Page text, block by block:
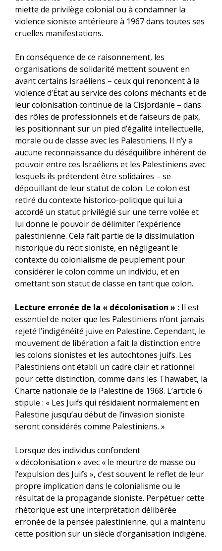
miette de privilège colonial ou à condamner la
violence sioniste antérieure à 1967 dans toutes ses
cruelles manifestations.
En conséquence de ce raisonnement, les
organisations de solidarité mettent souvent en
avant certains Israéliens – ceux qui renoncent à la
violence d’État au service des colons méchants et de
leur colonisation continue de la Cisjordanie – dans
des rôles de professionnels et de faiseurs de paix,
les positionnant sur un pied d’égalité intellectuelle,
morale ou de classe avec les Palestiniens. Il n’y a
aucune reconnaissance du déséquilibre inhérent de
pouvoir entre ces Israéliens et les Palestiniens avec
lesquels ils prétendent être solidaires – se
dépouillant de leur statut de colon. Le colon est
retiré du contexte historico-politique qui lui a
accordé un statut privilégié sur une terre volée et
lui donne le pouvoir de délimiter l’expérience
palestinienne. Cela fait partie de la dissimulation
historique du récit sioniste, en négligeant le
contexte du colonialisme de peuplement pour
considérer le colon comme un individu, et en
omettant son statut de classe en tant que colon.
Lecture erronée de la « décolonisation » : Il est
essentiel de noter que les Palestiniens n’ont jamais
rejeté l’indigénéité juive en Palestine. Cependant, le
mouvement de libération a fait la distinction entre
les colons sionistes et les autochtones juifs. Les
Palestiniens ont établi un cadre clair et rationnel
pour cette distinction, comme dans les Thawabet, la
Charte nationale de la Palestine de 1968. L’article 6
stipule : « Les Juifs qui résidaient normalement en
Palestine jusqu’au début de l’invasion sioniste
seront considérés comme Palestiniens. »
Lorsque des individus confondent
« décolonisation » avec « le meurtre de masse ou
l’expulsion des Juifs », c’est souvent le reflet de leur
propre implication dans le colonialisme ou le
résultat de la propagande sioniste. Perpétuer cette
rhétorique est une interprétation délibérée
erronée de la pensée palestinienne, qui a maintenu
cette position sur un siècle d’organisation indigène.